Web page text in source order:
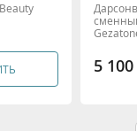
5 100